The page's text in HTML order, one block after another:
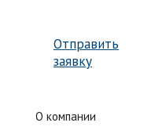
Отправить
заявку
О компании